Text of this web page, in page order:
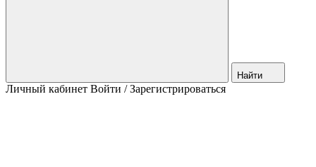
Найти
Личный кабинет Войти / Зарегистрироваться